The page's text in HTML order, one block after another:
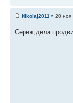
Nikolaj2011 » 20 ноя
Cереж,дела